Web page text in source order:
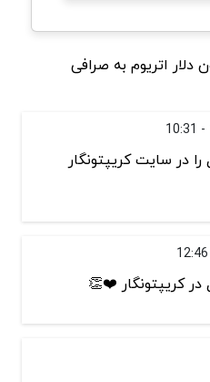
“انتقال 1 میلیون دلار اتریوم به صرافی
در سایت کریپتونگار
در کریپتونگار ❤️👏